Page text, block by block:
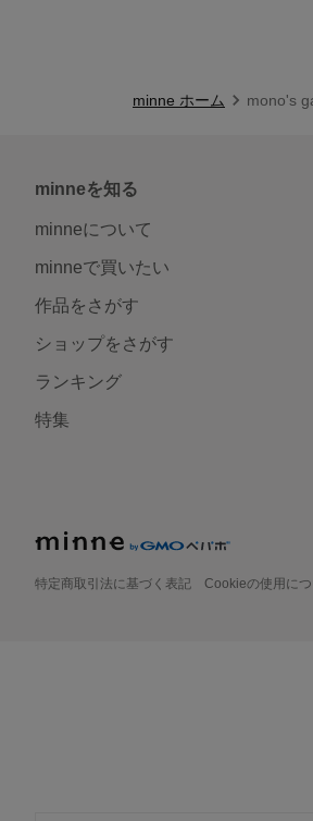
minne ホーム mono's
minneを知る
minneについて
minneで買いたい
作品をさがす
ショップをさがす
ランキング
特集
特定商取引法に基づく表記 Cookieの使用につ